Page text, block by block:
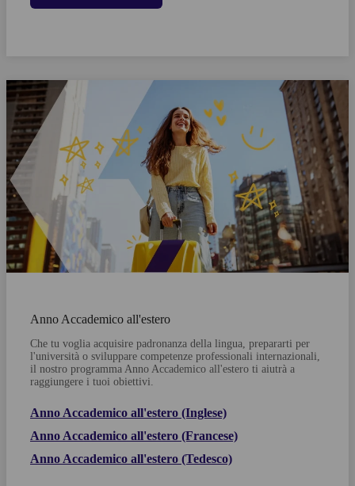
Anno Accademico all'estero
Che tu voglia acquisire padronanza della lingua, prepararti per
l'università o sviluppare competenze professionali internazionali,
il nostro programma Anno Accademico all'estero ti aiutrà a
raggiungere i tuoi obiettivi.
Anno Accademico all'estero (Inglese)
Anno Accademico all'estero (Francese)
Anno Accademico all'estero (Tedesco)